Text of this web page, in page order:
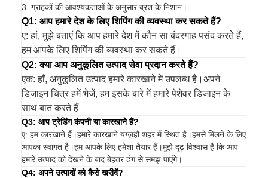
3. ग्राहकों की आवश्यकताओं के अनुसार ब्रश के निशान।
Q1: आप हमारे देश के लिए शिपिंग की व्यवस्था कर सकते हैं?
ए: हां, मुझे बताएं कि आप हमारे देश में कौन सा बंदरगाह पसंद करते हैं,
हम आपके लिए शिपिंग की व्यवस्था कर सकते हैं।
Q2: क्या आप अनुकूलित उत्पाद सेवा प्रदान करते हैं?
एक: हाँ, अनुकूलित उत्पाद हमारे कारखाने में उपलब्ध है।अपने
डिजाइन चित्र हमें भेजें, हम इसके बारे में हमारे पेशेवर डिजाइन के
साथ बात करते हैं
Q3: आप ट्रेडिंग कंपनी या कारखाने हैं?
ए: हम कारखाने हैं।हमारे कारखाने यंग्ज़हौ शहर में स्थित है।हमसे मिलने के लिए
आपका स्वागत है।हम आपके लिए हमेशा तैयार हैं।मुझे दृढ़ विश्वास है कि आप
हमारे उत्पाद को देखने के बाद बेहतर ढंग से समझ पाएंगे।
Q4: अपने उत्पादों को कैसे खरीदें?